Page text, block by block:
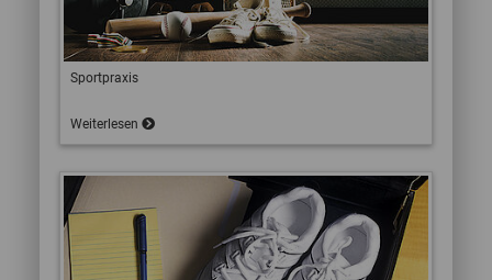
Sportpraxis
Weiterlesen